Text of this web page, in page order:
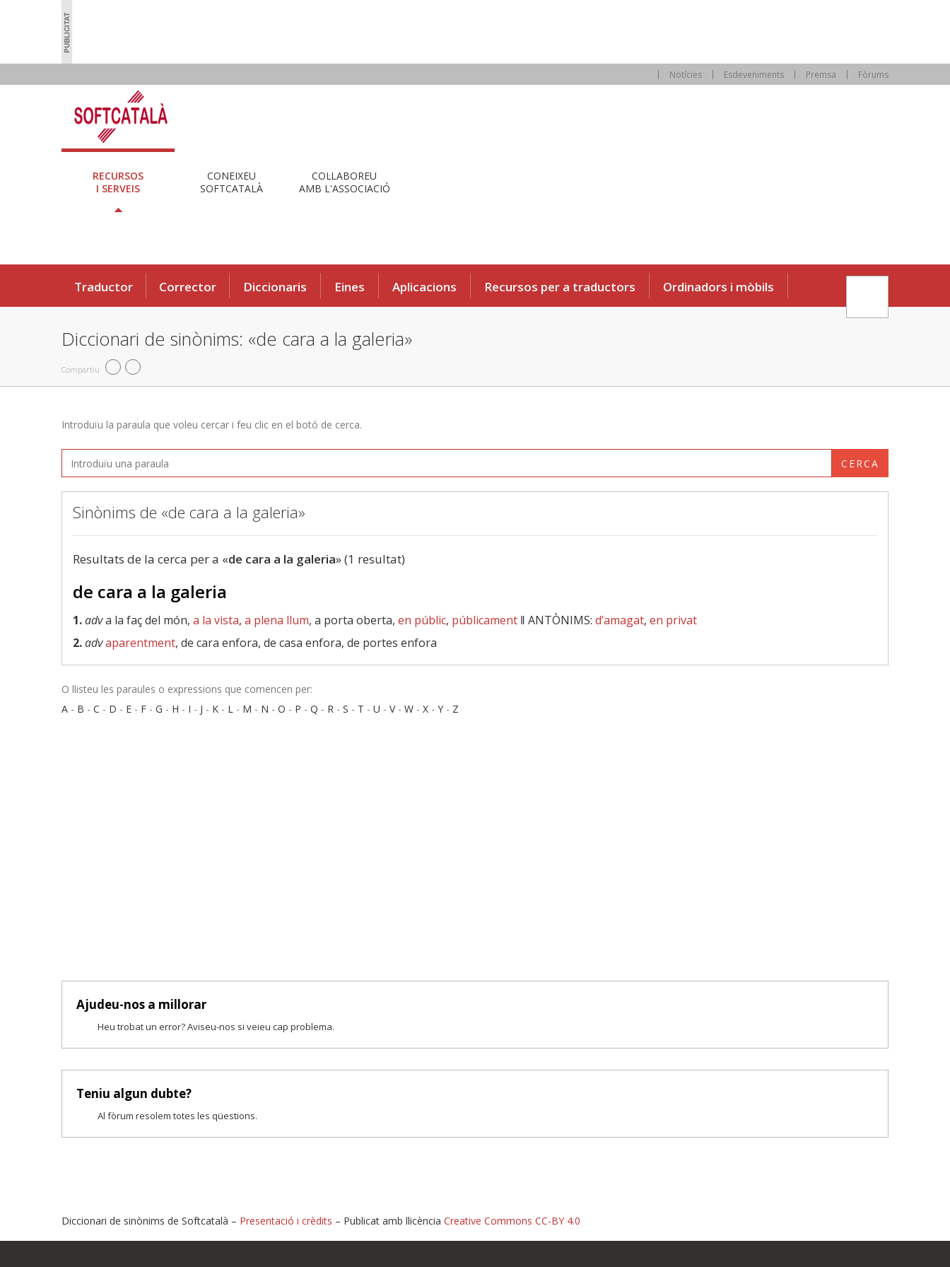
Notícies Esdeveniments Premsa Fòrums
RECURSOS
I SERVEIS
CONEIXEU
SOFTCATALÀ
COL·LABOREU
AMB L'ASSOCIACIÓ
Traductor Corrector Diccionaris Eines Aplicacions Recursos per a traductors Ordinadors i mòbils
Diccionari de sinònims: «de cara a la galeria»
Compartiu
Introduïu la paraula que voleu cercar i feu clic en el botó de cerca.
CERCA
Sinònims de «de cara a la galeria»
Resultats de la cerca per a «de cara a la galeria» (1 resultat)
de cara a la galeria
1.adva la faç del món, a la vista, a plena llum, a porta oberta, en públic, públicament ‖ ANTÒNIMS: d’amagat, en privat
2.advaparentment, de cara enfora, de casa enfora, de portes enfora
O llisteu les paraules o expressions que comencen per:
A - B - C - D - E - F - G - H - I - J - K - L - M - N - O - P - Q - R - S - T - U - V- W - X - Y - Z
Ajudeu-nos a millorar
Heu trobat un error? Aviseu-nos si veieu cap problema.
Teniu algun dubte?
Al fòrum resolem totes les qüestions.
Diccionari de sinònims de Softcatalà – Presentació i crèdits – Publicat amb llicència Creative Commons CC-BY 4.0